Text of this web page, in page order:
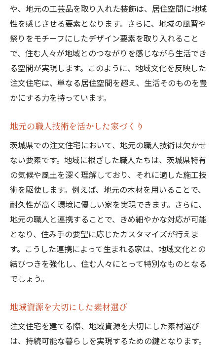
や、地元の工芸品を取り入れた装飾は、居住空間に地域
性を感じさせる要素となります。さらに、地域の風習や
祭りをモチーフにしたデザイン要素を取り入れること
で、住む人々が地域とのつながりを感じながら生活でき
る空間が実現します。このように、地域文化を反映した
注文住宅は、単なる居住空間を超え、生活そのものを豊
かにする力を持っています。
地元の職人技術を活かした家づくり
茨城県での注文住宅において、地元の職人技術は欠かせ
ない要素です。地域に根ざした職人たちは、茨城県特有
の気候や風土を深く理解しており、それに適した施工技
術を駆使します。例えば、地元の木材を用いることで、
耐久性が高く環境に優しい家を実現できます。さらに、
地元の職人と連携することで、きめ細やかな対応が可能
となり、住み手の要望に応じたカスタマイズが行えま
す。こうした連携によって生まれる家は、地域文化との
結びつきを強化し、住む人々にとって特別なものとなる
でしょう。
地域資源を大切にした素材選び
注文住宅を建てる際、地域資源を大切にした素材選び
は、持続可能な暮らしを実現するための鍵となります。